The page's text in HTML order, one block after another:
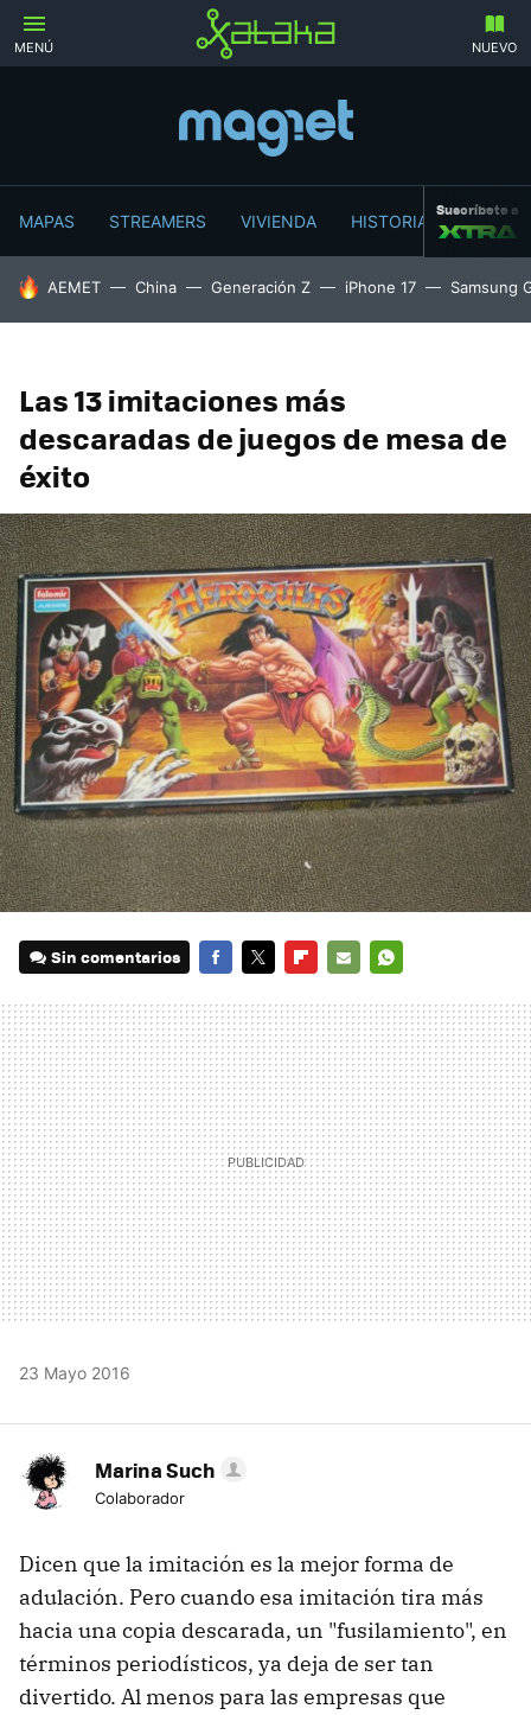
MENÚ NUEVO
MAPAS STREAMERS VIVIENDA HISTORIA
Suscríbete a
HOY SE HABLA DE
AEMET China Generación Z iPhone 17 Samsung
Las 13 imitaciones más
descaradas de juegos de mesa de
éxito
Sin comentarios
MAIL
23 Mayo 2016
Marina Such
Colaborador
Dicen que la imitación es la mejor forma de
adulación. Pero cuando esa imitación tira más
hacia una copia descarada, un "fusilamiento", en
términos periodísticos, ya deja de ser tan
divertido. Al menos para las empresas que